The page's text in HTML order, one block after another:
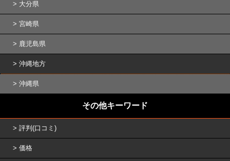
大分県
宮崎県
鹿児島県
沖縄地方
沖縄県
その他キーワード
評判(口コミ)
価格